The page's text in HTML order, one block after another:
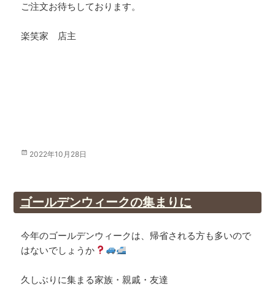
ご注文お待ちしております。
楽笑家 店主
投
2022年10月28日
ゴールデンウィークの集まりに
今年のゴールデンウィークは、帰省される方も多いので
はないでしょうか
久しぶりに集まる家族・親戚・友達